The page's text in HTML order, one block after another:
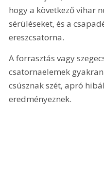
hogy a következő vihar
sérüléseket, és a
ereszcsatorna.
A forrasztás vagy
csatornaelemek
csúsznak szét, apró
eredményeznek.